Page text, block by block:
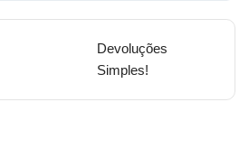
Devoluções
Simples!